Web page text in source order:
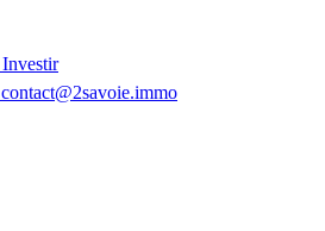
Investir
contact@2savoie.immo